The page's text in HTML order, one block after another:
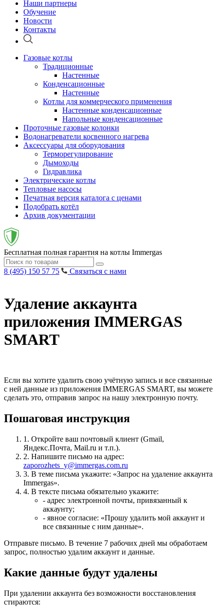
Наши партнеры
Обучение
Новости
Контакты
Газовые котлы
Традиционные
Настенные
Конденсационные
Настенные
Котлы для коммерческого применения
Настенные конденсационные
Напольные конденсационные
Проточные газовые колонки
Водонагреватели косвенного нагрева
Аксессуары для оборудования
Терморегулирование
Дымоходы
Гидравлика
Электрические котлы
Тепловые насосы
Печатная версия каталога с ценами
Подобрать котёл
Архив документации
Бесплатная полная гарантия на котлы Immergas
8 (495) 150 57 75 Связаться с нами
Удаление аккаунта
приложения IMMERGAS
SMART
Если вы хотите удалить свою учётную запись и все связанные
с ней данные из приложения IMMERGAS SMART, вы можете
сделать это, отправив запрос на нашу электронную почту.
Пошаговая инструкция
1. Откройте ваш почтовый клиент (Gmail,
Яндекс.Почта, Mail.ru и т.п.).
2. Напишите письмо на адрес:
zaporozhets_y@immergas.com.ru
3. В теме письма укажите: «Запрос на удаление аккаунта
Immergas».
4. В тексте письма обязательно укажите:
- адрес электронной почты, привязанный к
аккаунту;
- явное согласие: «Прошу удалить мой аккаунт и
все связанные с ним данные».
Отправьте письмо. В течение 7 рабочих дней мы обработаем
запрос, полностью удалим аккаунт и данные.
Какие данные будут удалены
При удалении аккаунта без возможности восстановления
стираются: